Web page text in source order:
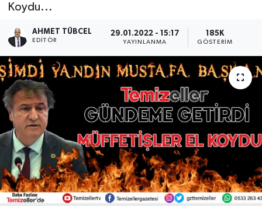
Koydu...
AHMET TÜBCEL
EDITÖR
29.01.2022 - 15:17
YAYINLANMA
185K
GÖSTERIM
SAĞLIK
SİYASET
Son Dakika Haberleri
Haber Arşivi